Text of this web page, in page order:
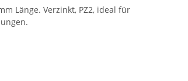
Länge. Verzinkt, PZ2, ideal für